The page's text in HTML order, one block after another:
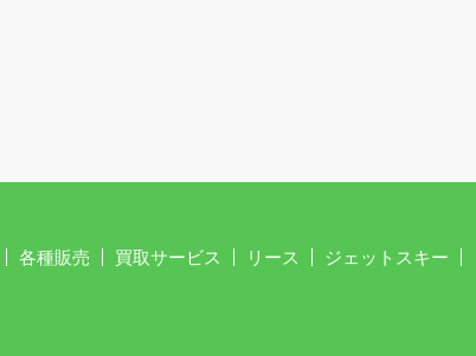
各種販売 買取サービス リース ジェットスキー